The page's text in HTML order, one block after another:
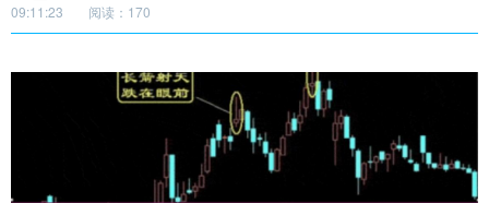
09:11:23
阅读：170